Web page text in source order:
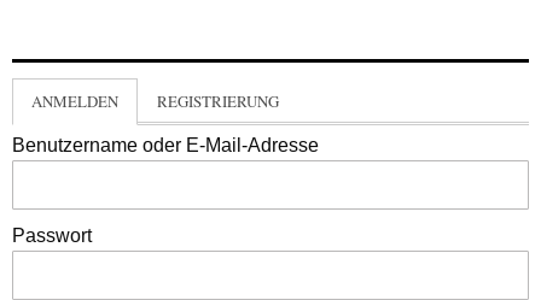
ANMELDEN REGISTRIERUNG
Benutzername oder E-Mail-Adresse
Passwort